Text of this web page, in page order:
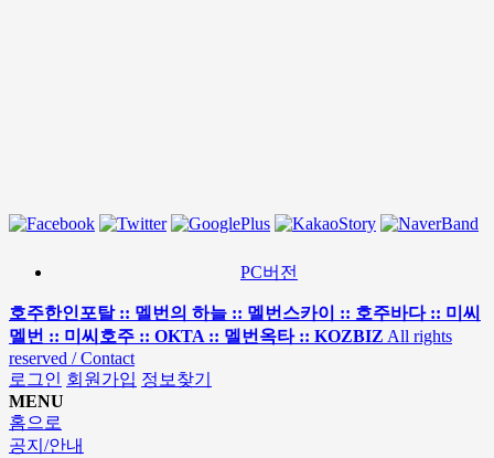
PC버전
호주한인포탈 :: 멜번의 하늘 :: 멜번스카이 :: 호주바다 :: 미씨
멜번 :: 미씨호주 :: OKTA :: 멜번옥타 :: KOZBIZ All rights
reserved / Contact
로그인 회원가입 정보찾기
MENU
홈으로
공지/안내